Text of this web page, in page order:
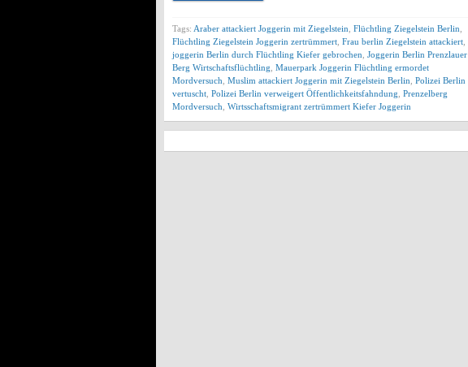
Tags: Araber attackiert Joggerin mit Ziegelstein Flüchtling Ziegelstein Berlin
Flüchtling Ziegelstein Joggerin zertrümmert Frau berlin Ziegelstein attackiert
joggerin Berlin durch Flüchtling Kiefer gebrochen Joggerin Berlin Prenzlauer
Berg Wirtschaftsflüchtling Mauerpark Joggerin Flüchtling ermordet
Mordversuch Muslim attackiert Joggerin mit Ziegelstein Berlin Polizei Berlin
vertuscht Polizei Berlin verweigert Öffentlichkeitsfahndung Prenzelberg
Mordversuch Wirtsschaftsmigrant zertrümmert Kiefer Joggerin